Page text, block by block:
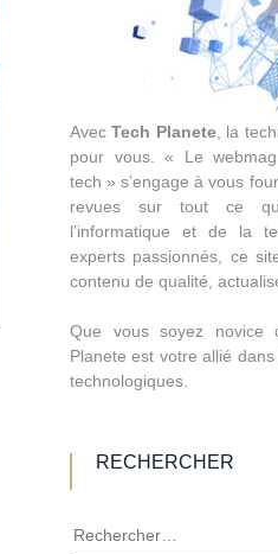
AvecTech Planete, la
pour vous. « Le
tech » s’engage à vous
revues sur tout ce
l’informatique et de la
experts passionnés, ce
contenu de qualité,
Que vous soyez novice
Planete est votre allié
technologiques.
RECHERCHER